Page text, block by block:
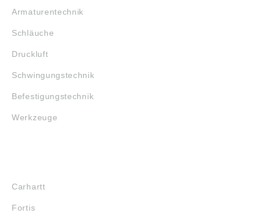
Armaturentechnik
Schläuche
Druckluft
Schwingungstechnik
Befestigungstechnik
Werkzeuge
Carhartt
Fortis